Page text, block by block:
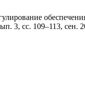
3, сс. 109–113, сен.